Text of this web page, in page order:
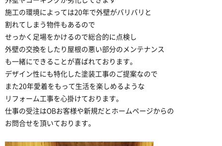
施工の環境によっては20年で外壁がバリバリと
割れてしまう物件もあるので
せっかく足場をかけるので総合的に点検し
外壁の交換をしたり屋根の悪い部分のメンテナンス
も一緒にできることが喜ばれております。
デザイン性にも特化した塗装工事のご提案なので
また20年愛着をもって生活を楽しめるような
リフォーム工事を心掛けております。
仕事の受注はOBお客様や新規だとホームページからの
お問合せを頂いております。